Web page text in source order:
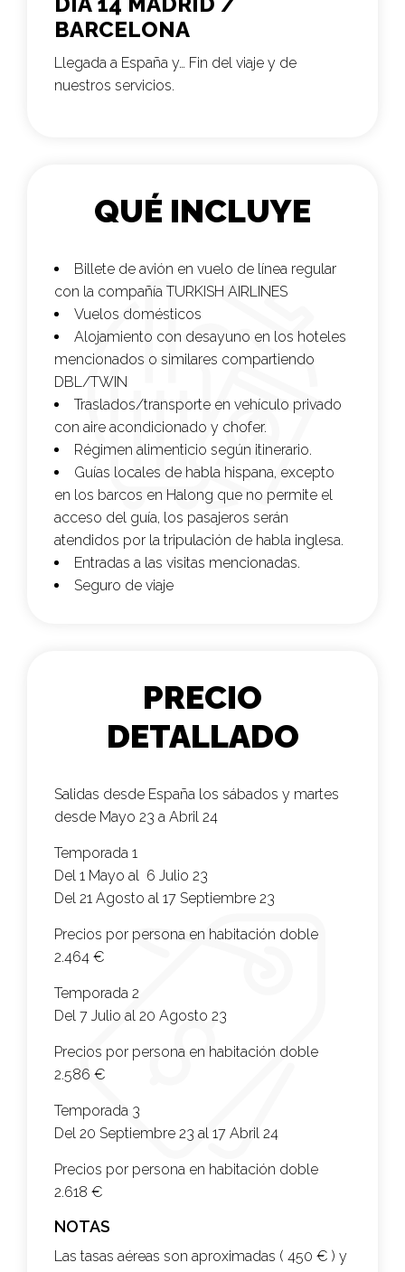
BARCELONA
Llegada a España y… Fin del viaje y de
nuestros servicios.
QUÉ INCLUYE
Billete de avión en vuelo de línea regular
con la compañía TURKISH AIRLINES
Vuelos domésticos
Alojamiento con desayuno en los hoteles
mencionados o similares compartiendo
DBL/TWIN
Traslados/transporte en vehículo privado
con aire acondicionado y chofer.
Régimen alimenticio según itinerario.
Guías locales de habla hispana, excepto
en los barcos en Halong que no permite el
acceso del guía, los pasajeros serán
atendidos por la tripulación de habla inglesa.
Entradas a las visitas mencionadas.
Seguro de viaje
PRECIO
DETALLADO
Salidas desde España los sábados y martes
desde Mayo 23 a Abril 24
Temporada 1
Del 1 Mayo al 6 Julio 23
Del 21 Agosto al 17 Septiembre 23
Precios por persona en habitación doble
2.464 €
Temporada 2
Del 7 Julio al 20 Agosto 23
Precios por persona en habitación doble
2.586 €
Temporada 3
Del 20 Septiembre 23 al 17 Abril 24
Precios por persona en habitación doble
2.618 €
NOTAS
Las tasas aéreas son aproximadas ( 450 € ) y